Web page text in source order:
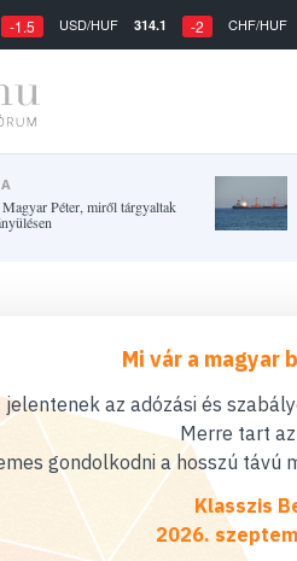
-1.5 USD/HUF 314.1 -2 CHF/HUF
Péter, miről tárgyaltak
Mi vár a magyar
jelentenek az adózási és
Merre tart
gondolkodni a hosszú
Klasszis
2026.